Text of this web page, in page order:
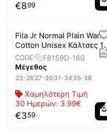
€899
Fila Jr Normal Plain Warm
Cotton Unisex Κάλτσες 1
Ζεύγος
CODE:
F8159D-160
Μέγεθος
23-26 27-30 31-34 35-38
Χαμηλότερη Τιμή
30 Ημερών: 3.99€
€359